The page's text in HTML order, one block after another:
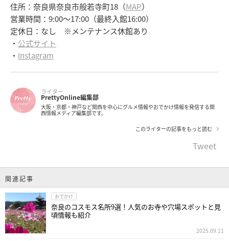
住所：奈良県奈良市般若寺町18（MAP）
営業時間：9:00～17:00（最終入館16:00）
定休日：なし ※メンテナンス休館あり
・ 公式サイト
・ Instagram
ライター
PrettyOnline編集部
大阪・京都・神戸など関西を中心にグルメ情報やおでかけ情報を発信する関
西情報メディア編集部です。
このライターの記事をもっと読む
Tweet
関連記事
おでかけ
奈良のコスモス名所9選！人気のお寺や穴場スポットと見
頃情報も紹介
2025.09.11